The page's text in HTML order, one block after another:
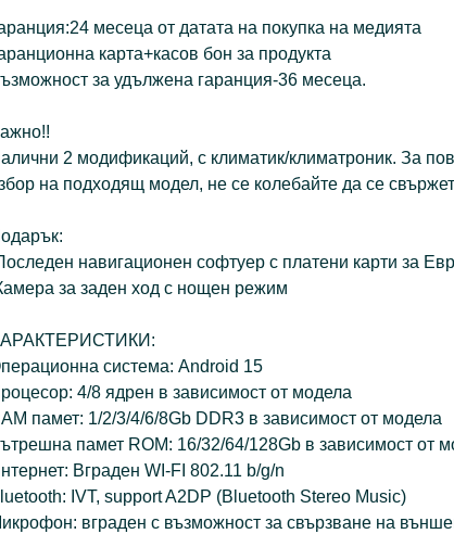
месеца от датата на покупка на медията
карта+касов бон за продукта
за удължена гаранция-36 месеца.
2 модификаций, с климатик/климатроник. За
на подходящ модел, не се колебайте да се
навигационен софтуер с платени карти за
за заден ход с нощен режим
система: Android 15
4/8 ядрен в зависимост от модела
памет: 1/2/3/4/6/8Gb DDR3 в зависимост от модела
памет ROM: 16/32/64/128Gb в зависимост от
Вграден WI-FI 802.11 b/g/n
IVT, support A2DP (Bluetooth Stereo Music)
вграден с възможност за свързване на